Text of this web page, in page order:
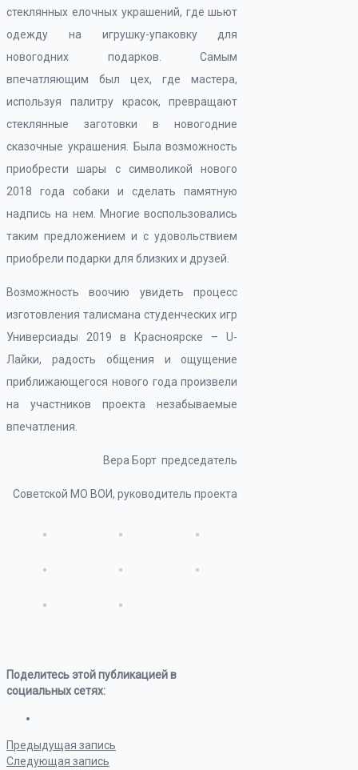
стеклянных елочных украшений, где шьют
одежду на игрушку-упаковку для
новогодних подарков. Самым
впечатляющим был цех, где мастера,
используя палитру красок, превращают
стеклянные заготовки в новогодние
сказочные украшения. Была возможность
приобрести шары с символикой нового
2018 года собаки и сделать памятную
надпись на нем. Многие воспользовались
таким предложением и с удовольствием
приобрели подарки для близких и друзей.
Возможность воочию увидеть процесс
изготовления талисмана студенческих игр
Универсиады 2019 в Красноярске – U-
Лайки, радость общения и ощущение
приближающегося нового года произвели
на участников проекта незабываемые
впечатления.
Вера Борт председатель
Советской МО ВОИ, руководитель проекта
Поделитесь этой публикацией в
социальных сетях:
Предыдущая запись
Следующая запись